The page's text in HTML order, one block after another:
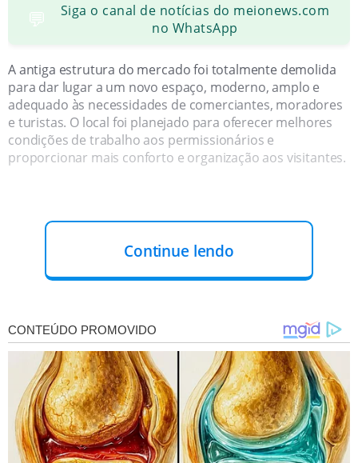
💬
Siga o canal de notícias do meionews.com
no WhatsApp
A antiga estrutura do mercado foi totalmente demolida
para dar lugar a um novo espaço, moderno, amplo e
adequado às necessidades de comerciantes, moradores
e turistas. O local foi planejado para oferecer melhores
condições de trabalho aos permissionários e
proporcionar mais conforto e organização aos visitantes.
O novo mercado contará com espaços destinados à
Continue lendo